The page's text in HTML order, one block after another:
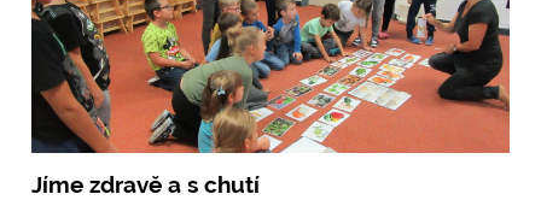
Jíme zdravě a s chutí